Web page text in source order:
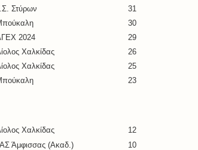
Στύρων
31
30
2024
29
Χαλκίδας
26
Χαλκίδας
25
23
Χαλκίδας
12
Άμφισσας (Ακαδ.)
10